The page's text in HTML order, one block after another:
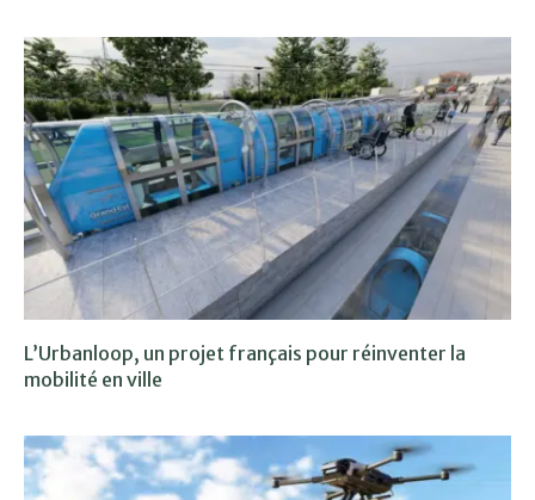
L’Urbanloop, un projet français pour réinventer la
mobilité en ville